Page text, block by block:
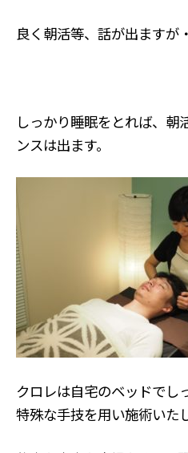
良く朝活等、話が出ますが
しっかり睡眠をとれば、朝
ンスは出ます。
クロレは自宅のベッドでし
特殊な手技を用い施術いた